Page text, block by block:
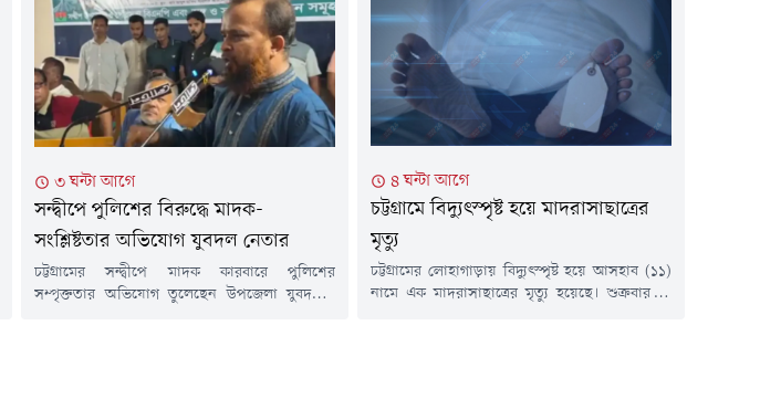
জুমার নামাজের পর ফটিকছড়ির আল-জামিয়াতুল
ইসলামিয়া আজিজুল উলুম বাবুনগর মাদ্রাসায় এ
সাক্ষাৎ অনুষ্ঠিত...
কারিগর হিসেবেও গুরুত্বপূর্ণ ভূমিকা রাখেন।শুক্রবার (৭
আগস্ট) বিকেলে চট্টগ্রাম পলিটেকনিক ইনস্টিটিউট
মিলনায়তনে আয়োজিত এক গুণীজন সংবর্ধনা...
৩ ঘন্টা আগে
সন্দ্বীপে পুলিশের বিরুদ্ধে মাদক-
সংশ্লিষ্টতার অভিযোগ যুবদল নেতার
চট্টগ্রামের সন্দ্বীপে মাদক কারবারে পুলিশের
সম্পৃক্ততার অভিযোগ তুলেছেন উপজেলা যুবদলের
৪ ঘন্টা আগে
চট্টগ্রামে বিদ্যুৎস্পৃষ্ট হয়ে মাদরাসাছাত্রের
মৃত্যু
চট্টগ্রামের লোহাগাড়ায় বিদ্যুৎস্পৃষ্ট হয়ে আসহাব (১১)
নামে এক মাদরাসাছাত্রের মৃত্যু হয়েছে। শুক্রবার (৭